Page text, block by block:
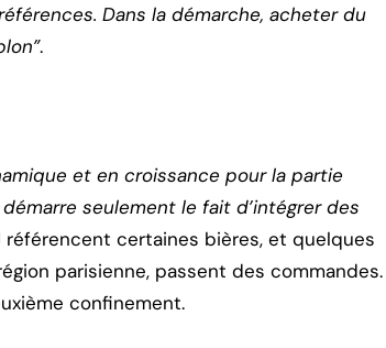
Dans la démarche, acheter du
.
et en croissance pour la partie
seulement le fait d’intégrer des
certaines bières, et quelques
parisienne, passent des commandes.
confinement.